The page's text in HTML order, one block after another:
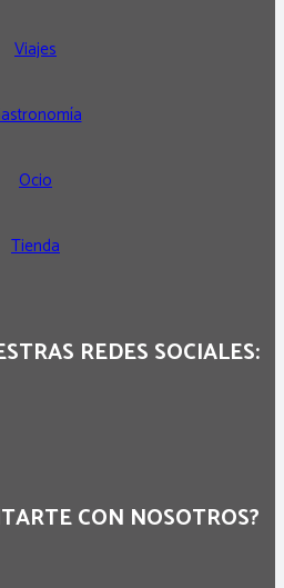
Viajes
Ocio
Tienda
REDES SOCIALES:
CON NOSOTROS?